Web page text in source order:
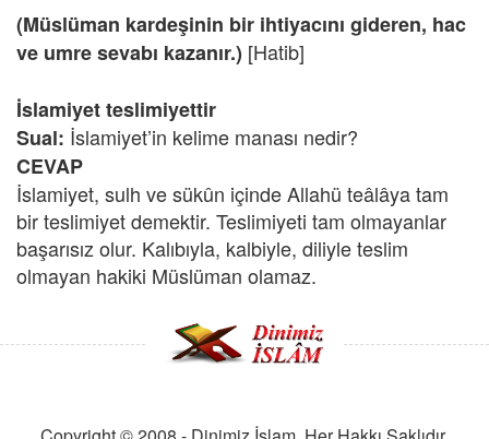
(Müslüman kardeşinin bir ihtiyacını gideren, hac
ve umre sevabı kazanır.) [Hatib]
İslamiyet teslimiyettir
Sual: İslamiyet’in kelime manası nedir?
CEVAP
İslamiyet, sulh ve sükûn içinde Allahü teâlâya tam
bir teslimiyet demektir. Teslimiyeti tam olmayanlar
başarısız olur. Kalıbıyla, kalbiyle, diliyle teslim
olmayan hakiki Müslüman olamaz.